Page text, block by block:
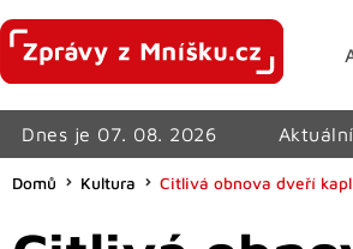
Dnes je 07. 08. 2026
Domů Kultura Citlivá obnova dveří